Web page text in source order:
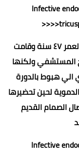
Infective
والحالة الثانية والأصعب لسيدة تبلغ من العمر ٤٧ سنة وقامت
المستشفي ولكنها
الي هبوط بالدورة
لحين تحضيرها
الصمام القديم
Infective